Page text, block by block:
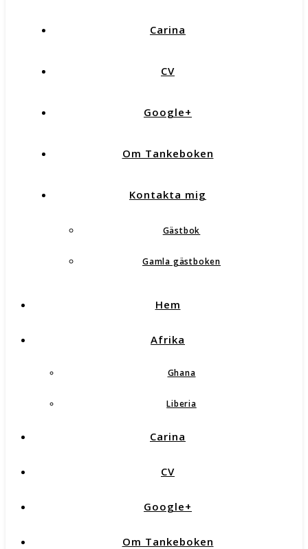
Carina
CV
Google+
Om Tankeboken
Kontakta mig
Gästbok
Gamla gästboken
Hem
Afrika
Ghana
Liberia
Carina
CV
Google+
Om Tankeboken